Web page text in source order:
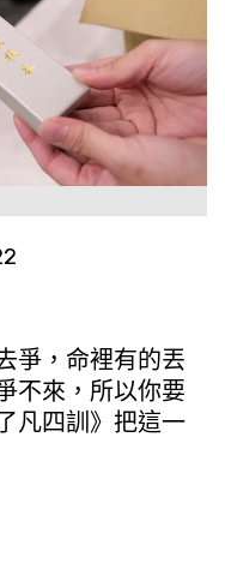
爭，命裡有的丟
不來，所以你要
凡四訓》把這一